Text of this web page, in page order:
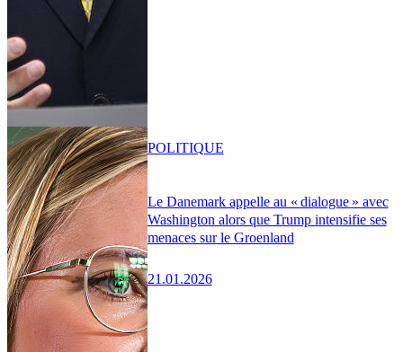
Le Danemark appelle au « dialogue » avec
Washington alors que Trump intensifie ses
menaces sur le Groenland
21.01.2026
POLITIQUE